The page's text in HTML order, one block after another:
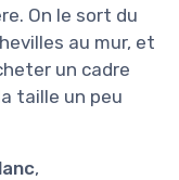
On le sort du
au mur, et
un cadre
taille un peu
,